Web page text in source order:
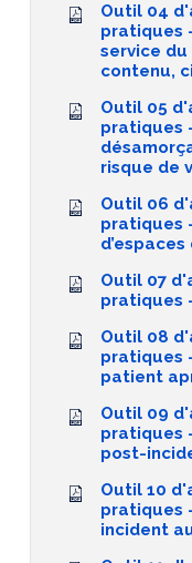
Outil 04
pratiques
service
contenu,
Outil 05
pratiques
risque de
Outil 06
pratiques
Outil 07
pratiques
Outil 08
pratiques
patient
Outil 09
pratiques
post-
Outil 10
pratiques
incident